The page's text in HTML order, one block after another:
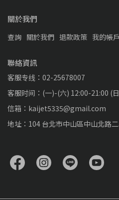
關於我們
查詢 關於我們 退款政策 我的帳戶
聯絡資訊
客服专线：02-25678007
客服时间：(一)-(六) 12:00-21:00 (
信箱：kaijet5335@gmail.com
地址：104 台北市中山區中山北路